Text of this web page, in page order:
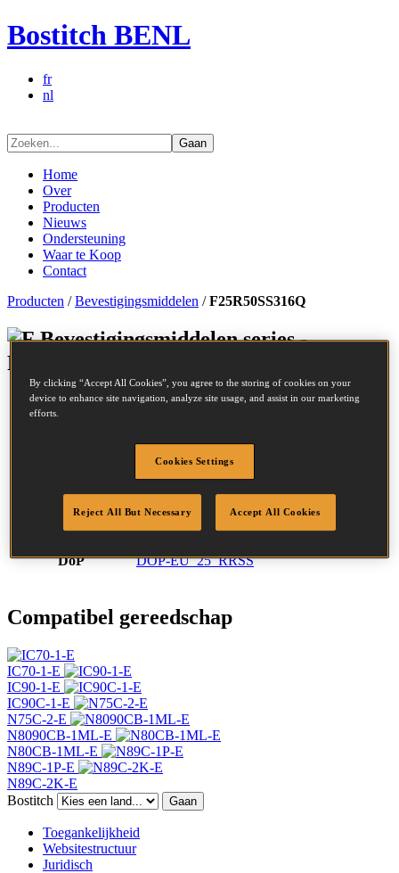
Bostitch BENL
fr
nl
Gaan
Home
Over
Producten
Nieuws
Ondersteuning
Waar te Koop
Contact
Producten /Bevestigingsmiddelen /F25R50SS316Q
Bevestigingsmiddelen series -
F25R50SS316Q
SKU
F25R50SS316Q
2.5 mm
7.2 mm
50 mm
Afwerking
Roestvrij
DoP
DOP-EU_25_RRSS
Compatibel gereedschap
IC70-1-E
IC90-1-E
IC90C-1-E
N75C-2-E
N8090CB-1ML-E
N80CB-1ML-E
N89C-1P-E
N89C-2K-E
Bostitch
Gaan
Toegankelijkheid
Websitestructuur
Juridisch
By clicking “Accept All Cookies”, you agree to the storing of cookies on your
device to enhance site navigation, analyze site usage, and assist in our marketing
efforts.
Cookies Settings
Reject All But Necessary Accept All Cookies